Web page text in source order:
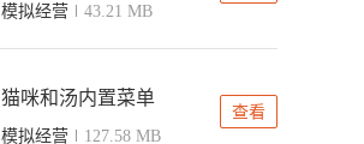
模拟经营 43.21 MB
猫咪和汤内置菜单
模拟经营 127.58 MB
查看